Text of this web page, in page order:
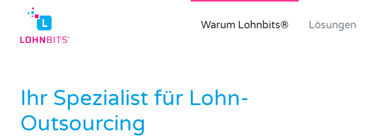
Skip to main content Warum Lohnbits® Lösungen
Ihr Spezialist für Lohn-
Outsourcing